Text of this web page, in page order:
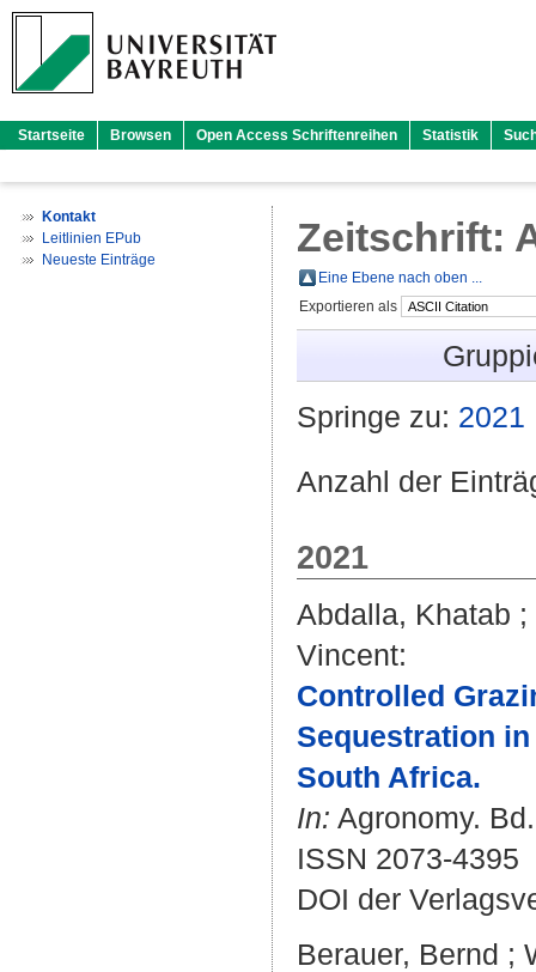
Startseite Browsen Open Access Schriftenreihen Statistik
Kontakt
Leitlinien EPub
Neueste Einträge
Zeitschrift:
Eine Ebene nach oben ...
Exportieren als
Springe zu: 2021
Anzahl der
2021
Abdalla, Khatab ;
Vincent:
Controlled
Sequestration
South Africa.
In: Agronomy.
ISSN 2073-4395
DOI der
Berauer, Bernd ;